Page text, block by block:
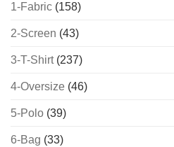
1-Fabric (158)
2-Screen (43)
3-T-Shirt(237)
4-Oversize (46)
5-Polo (39)
6-Bag (33)